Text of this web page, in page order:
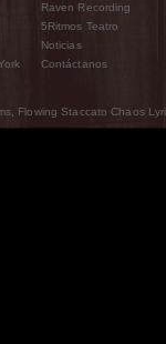
Raven Recording
5Ritmos Teatro
Noticias
Contáctanos
Flowing Staccato Chaos